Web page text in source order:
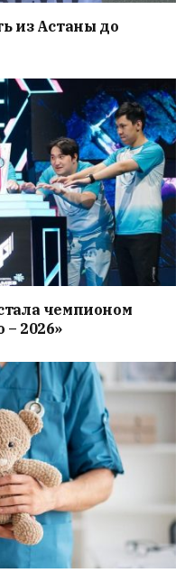
из Астаны до
чемпионом
2026»